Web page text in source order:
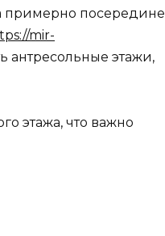
примерно посередине
mir-
антресольные этажи,
этажа, что важно